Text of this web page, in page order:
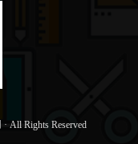
· All Rights Reserved